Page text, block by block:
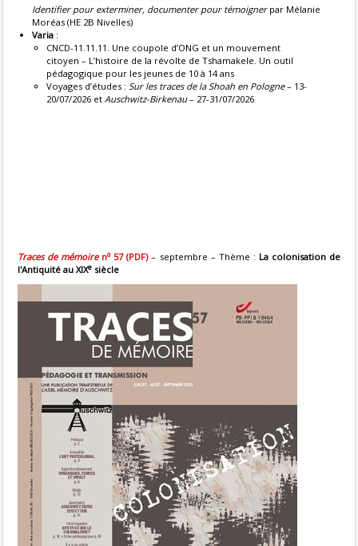
Identifier pour exterminer, documenter pour témoignerpar Mélanie
Moréas (HE 2B Nivelles)
Varia :
CNCD-11.11.11. Une coupole d’ONG et un mouvement
citoyen – L’histoire de la révolte de Tshamakele. Un outil
pédagogique pour les jeunes de 10 à 14 ans
Voyages d’études : Sur les traces de la Shoah en Pologne– 13-
20/07/2026 et Auschwitz-Birkenau– 27-31/07/2026
Traces de mémoireno57 (PDF)– septembre – Thème : La colonisation de
l'Antiquité au XIXe siècle